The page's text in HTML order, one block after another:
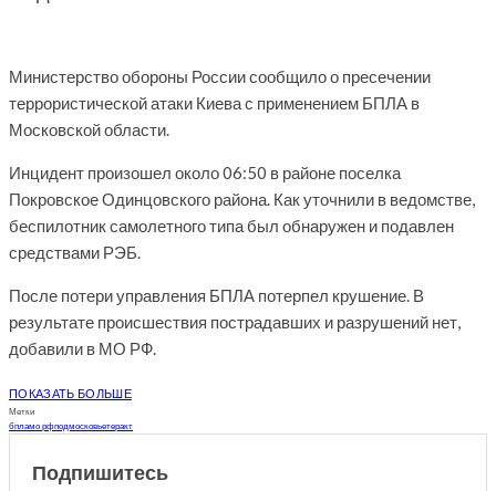
Министерство обороны России сообщило о пресечении
террористической атаки Киева с применением БПЛА в
Московской области.
Инцидент произошел около 06:50 в районе поселка
Покровское Одинцовского района. Как уточнили в ведомстве,
беспилотник самолетного типа был обнаружен и подавлен
средствами РЭБ.
После потери управления БПЛА потерпел крушение. В
результате происшествия пострадавших и разрушений нет,
добавили в МО РФ.
ПОКАЗАТЬ БОЛЬШЕ
Метки
бпламо рфподмосковьетеракт
Подпишитесь